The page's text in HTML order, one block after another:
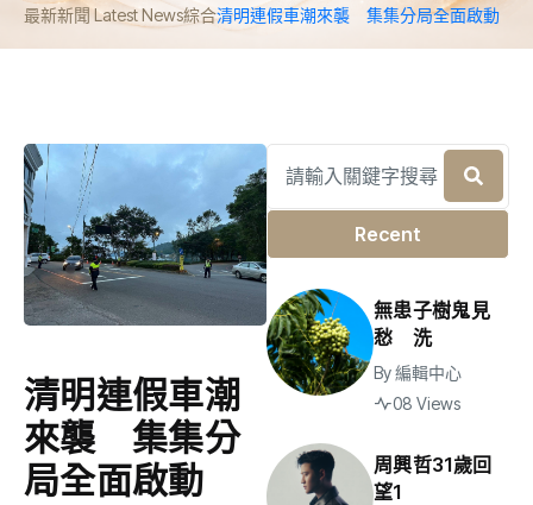
最新新聞 Latest News綜合清明連假車潮來襲 集集分局全面啟動
清明連假車潮
來襲 集集分
局全面啟動
Recent
無患子樹鬼見
愁 洗
By編輯中心
08 Views
周興哲31歲回
望1